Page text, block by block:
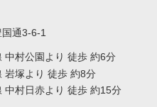
通3-6-1
中村公園より 徒歩 約6分
岩塚より 徒歩 約8分
中村日赤より 徒歩 約15分